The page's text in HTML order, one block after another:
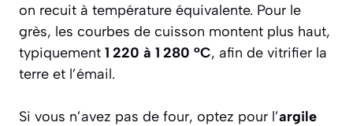
on recuit à température équivalente. Pour le
grès, les courbes de cuisson montent plus haut,
typiquement 1 220 à 1 280 °C, afin de vitrifier la
terre et l’émail.
Si vous n’avez pas de four, optez pour l’argile